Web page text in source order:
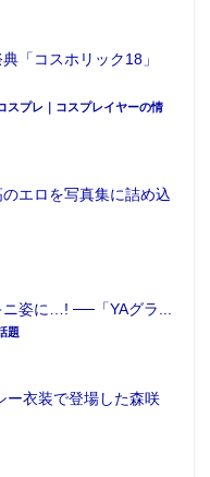
センターカラーの『
プレゼント企画が実
「コスホリック18」
スプレ｜コスプレイヤーの情
のエロを写真集に詰め込
姿に…! ──「YAグラ...
題
ー衣装で登場した森咲